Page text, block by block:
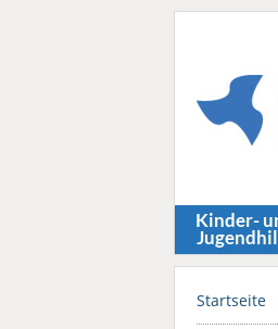
Kinder-
Startseite